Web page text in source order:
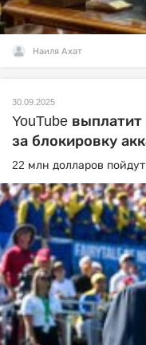
Наиля Ахат
30.09.2025
YouTube
за блокировку
22 млн долларов пойдут